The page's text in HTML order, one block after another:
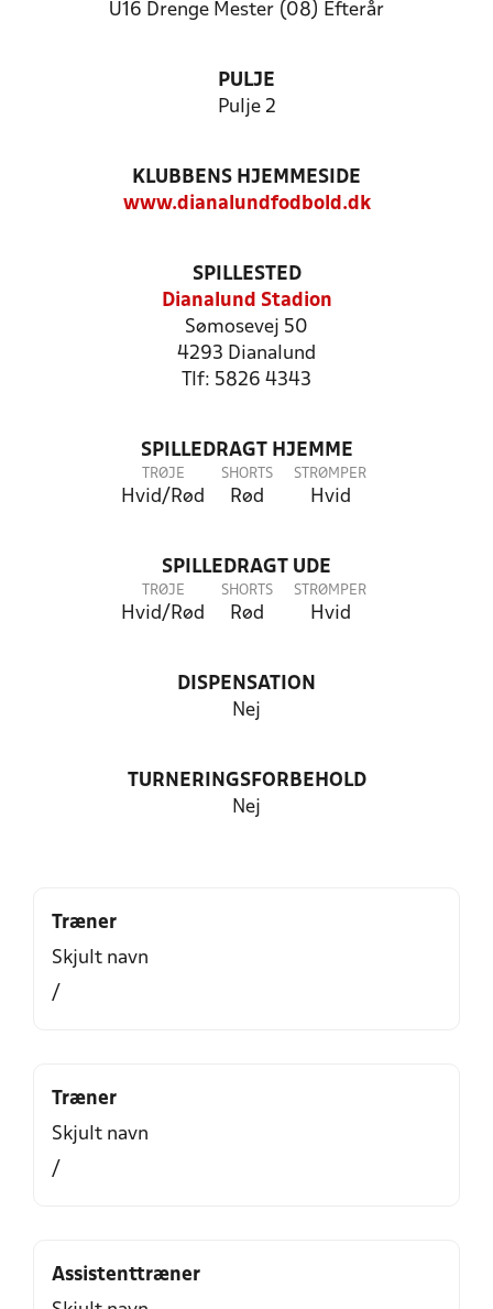
U16 Drenge Mester (08) Efterår
PULJE
Pulje 2
KLUBBENS HJEMMESIDE
www.dianalundfodbold.dk
SPILLESTED
Dianalund Stadion
Sømosevej 50
4293 Dianalund
Tlf: 5826 4343
SPILLEDRAGT HJEMME
TRØJE
Hvid/Rød
SHORTS
Rød
STRØMPER
Hvid
SPILLEDRAGT UDE
TRØJE
Hvid/Rød
SHORTS
Rød
STRØMPER
Hvid
DISPENSATION
Nej
TURNERINGSFORBEHOLD
Nej
Træner
Skjult navn
/
Træner
Skjult navn
/
Assistenttræner